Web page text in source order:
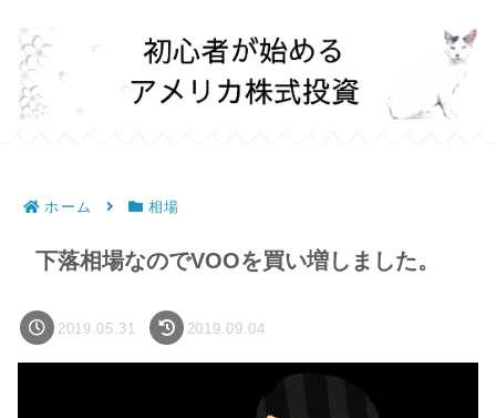
ホーム 相場
下落相場なのでVOOを買い増しました。
2019.05.31 2019.09.04